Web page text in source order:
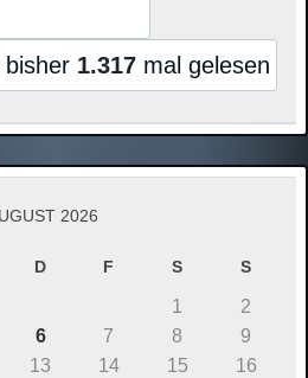
1.317 mal gelesen
2026
D F S S
1
2
6 7 8
9
13 14 15
16